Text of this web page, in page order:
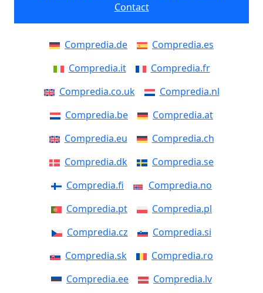
Contact
Compredia.de
Compredia.es
Compredia.it
Compredia.fr
Compredia.co.uk
Compredia.nl
Compredia.be
Compredia.at
Compredia.eu
Compredia.ch
Compredia.dk
Compredia.se
Compredia.fi
Compredia.no
Compredia.pt
Compredia.pl
Compredia.cz
Compredia.si
Compredia.sk
Compredia.ro
Compredia.ee
Compredia.lv